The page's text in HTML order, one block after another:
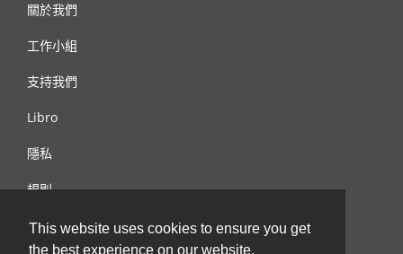
This website uses cookies to ensure you get
the best experience on our website.
關於我們
工作小組
支持我們
Libro
隱私
規則
連絡我們